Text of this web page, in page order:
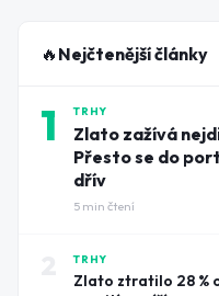
🔥 Nejčtenější články
1 TRHY
Zlato zažívá
Přesto se do
dřív
5 min čtení
TRHY
Zlato ztratilo 28 %